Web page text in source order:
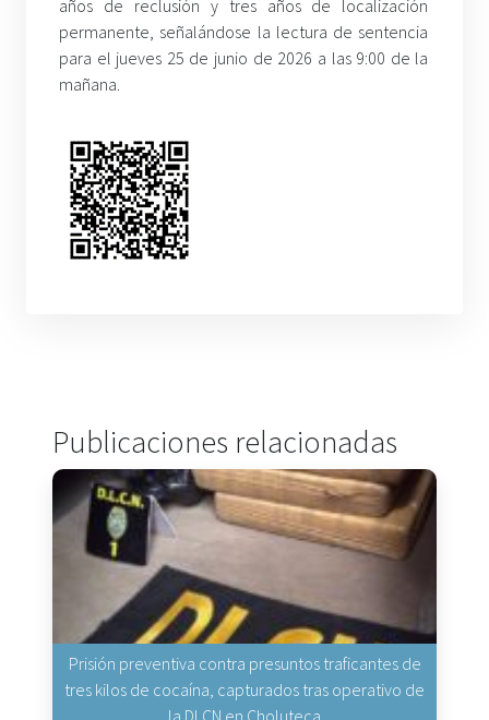
años de reclusión y tres años de localización
permanente, señalándose la lectura de sentencia
para el jueves 25 de junio de 2026 a las 9:00 de la
mañana.
Publicaciones relacionadas
Prisión preventiva contra presuntos traficantes de
tres kilos de cocaína, capturados tras operativo de
la DLCN en Choluteca